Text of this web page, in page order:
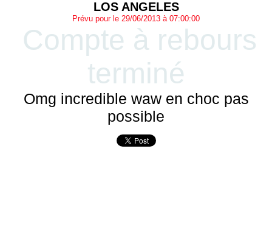
LOS ANGELES
Prévu pour le 29/06/2013 à 07:00:00
Compte à rebours
terminé
Omg incredible waw en choc pas
possible